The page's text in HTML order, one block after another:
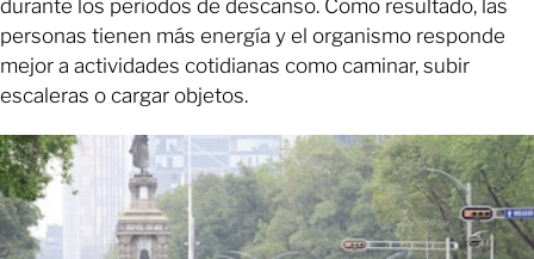
durante los periodos de descanso. Como resultado, las
personas tienen más energía y el organismo responde
mejor a actividades cotidianas como caminar, subir
escaleras o cargar objetos.